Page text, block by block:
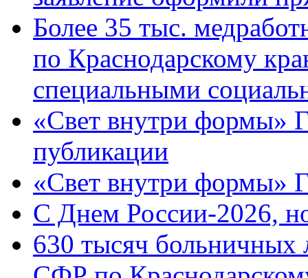
Более 35 тыс.
по Краснодарскому
специальными
«Свет внутри формы»
публикации
«Свет внутри формы»
C Днем России-2026,
630 тысяч больничных